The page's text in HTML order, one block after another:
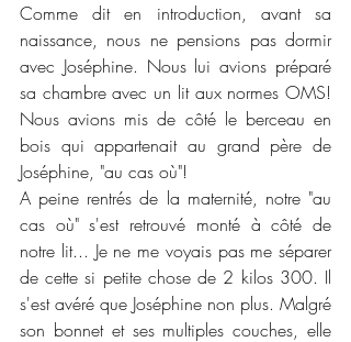
Comme dit en introduction, avant sa
naissance, nous ne pensions pas dormir
avec Joséphine. Nous lui avions préparé
sa chambre avec un lit aux normes OMS!
Nous avions mis de côté le berceau en
bois qui appartenait au grand père de
Joséphine, "au cas où"!
A peine rentrés de la maternité, notre "au
cas où" s'est retrouvé monté à côté de
notre lit... Je ne me voyais pas me séparer
de cette si petite chose de 2 kilos 300. Il
s'est avéré que Joséphine non plus. Malgré
son bonnet et ses multiples couches, elle